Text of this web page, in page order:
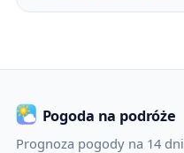
Pogoda na podróże
Prognoza pogody na 14 dni